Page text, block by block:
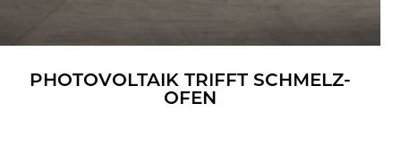
PHO­TO­VOL­TA­IK TRIFFT SCHMELZ­
OFEN